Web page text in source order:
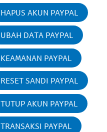
HAPUS AKUN PAYPAL
UBAH DATA PAYPAL
KEAMANAN PAYPAL
RESET SANDI PAYPAL
TUTUP AKUN PAYPAL
TRANSAKSI PAYPAL